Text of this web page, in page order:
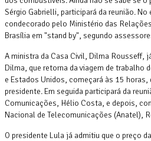
Sérgio Gabrielli, participará da reunião.
condecorado pelo Ministério das
Brasília em "stand by", segundo
A ministra da Casa Civil, Dilma Rousseff,
Dilma, que retorna da viagem de trabalho
e Estados Unidos, começará às 15 horas,
presidente. Em seguida participará da
Comunicações, Hélio Costa, e depois,
Nacional de Telecomunicações (Anatel),
O presidente Lula já admitiu que o preço